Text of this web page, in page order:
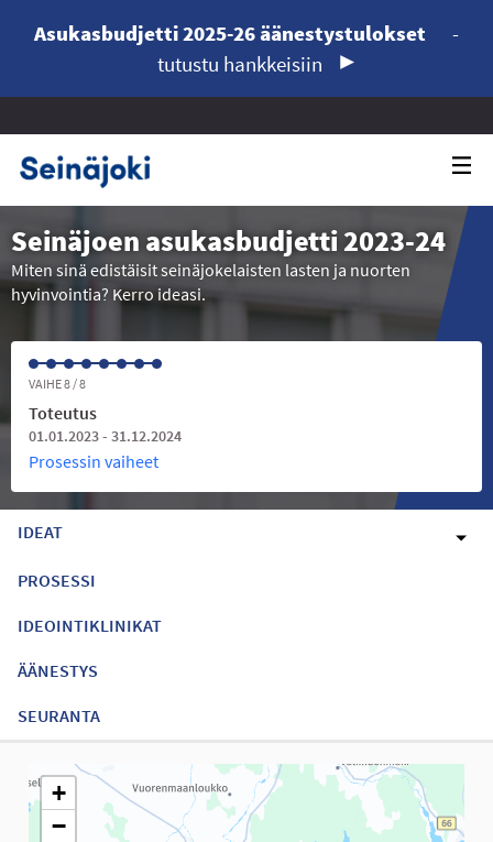
Asukasbudjetti 2025-26 äänestystulokset
-
tutustu hankkeisiin
Seinäjoen asukasbudjetti 2023-24
Miten sinä edistäisit seinäjokelaisten lasten ja nuorten
hyvinvointia? Kerro ideasi.
VAIHE 8 / 8
Toteutus
01.01.2023 - 31.12.2024
Prosessin vaiheet
IDEAT
PROSESSI
IDEOINTIKLINIKAT
ÄÄNESTYS
SEURANTA
Seuraavassa elementissä on kartta, joka esittää tämän sivun
+
−